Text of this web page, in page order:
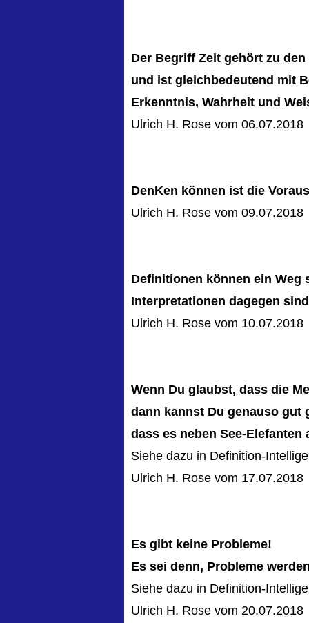
Der Begriff Zeit gehört zu
und ist gleichbedeutend mit
Erkenntnis, Wahrheit und
Ulrich H. Rose vom 06.07.2018
DenKen können ist die
Ulrich H. Rose vom 09.07.2018
Definitionen können ein Weg
Interpretationen dagegen
Ulrich H. Rose vom 10.07.2018
Wenn Du glaubst, dass die
dann kannst Du genauso gut
dass es neben See-
Siehe dazu in Definition-
Ulrich H. Rose vom 17.07.2018
Es gibt keine Probleme!
Es sei denn, Probleme
Siehe dazu in Definition-
Ulrich H. Rose vom 20.07.2018